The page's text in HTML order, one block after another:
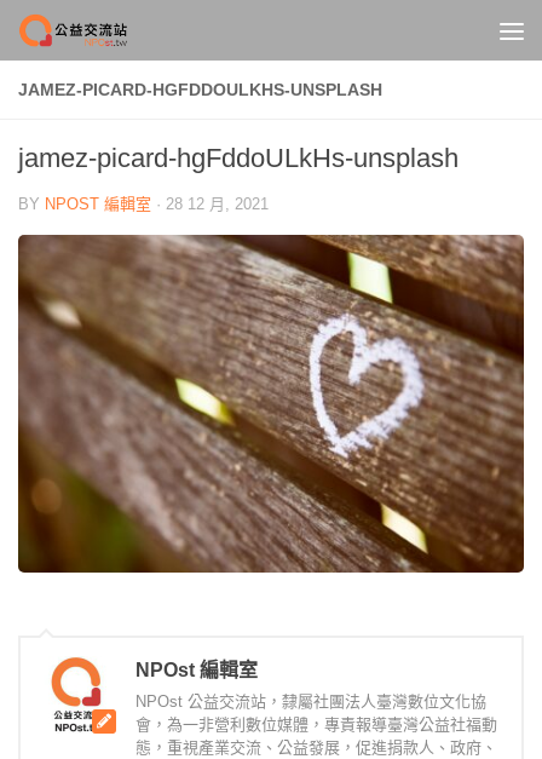
Skip to content
JAMEZ-PICARD-HGFDDOULKHS-UNSPLASH
jamez-picard-hgFddoULkHs-unsplash
BY NPOST 編輯室 · 28 12 月, 2021
NPOst 編輯室
NPOst 公益交流站，隸屬社團法人臺灣數位文化協
會，為一非營利數位媒體，專責報導臺灣公益社福動
態，重視產業交流、公益發展，促進捐款人、政府、